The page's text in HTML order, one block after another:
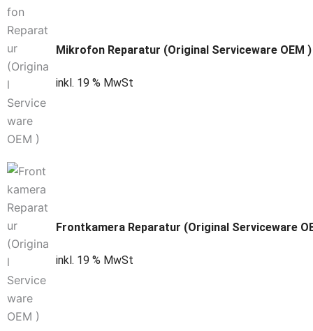
Mikrofon Reparatur (Original Serviceware OEM )
inkl. 19 % MwSt
Frontkamera Reparatur (Original Serviceware
inkl. 19 % MwSt